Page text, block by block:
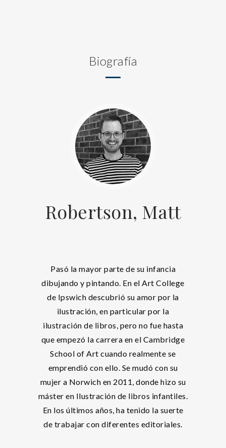
Biografía
Robertson, Matt
Pasó la mayor parte de su infancia
dibujando y pintando. En el Art College
de Ipswich descubrió su amor por la
ilustración, en particular por la
ilustración de libros, pero no fue hasta
que empezó la carrera en el Cambridge
School of Art cuando realmente se
emprendió con ello. Se mudó con su
mujer a Norwich en 2011, donde hizo su
máster en Ilustración de libros infantiles.
En los últimos años, ha tenido la suerte
de trabajar con diferentes editoriales.